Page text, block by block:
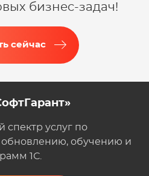
бизнес-задач!
сейчас
услуг по
обновлению, обучению и
1С.